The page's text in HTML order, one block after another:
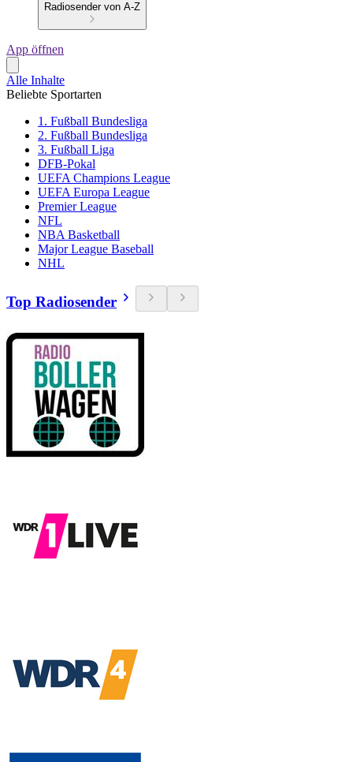
Radiosender von A-Z
App öffnen
Alle Inhalte
Beliebte Sportarten
1. Fußball Bundesliga
2. Fußball Bundesliga
3. Fußball Liga
DFB-Pokal
UEFA Champions League
UEFA Europa League
Premier League
NFL
NBA Basketball
Major League Baseball
NHL
Top Radiosender